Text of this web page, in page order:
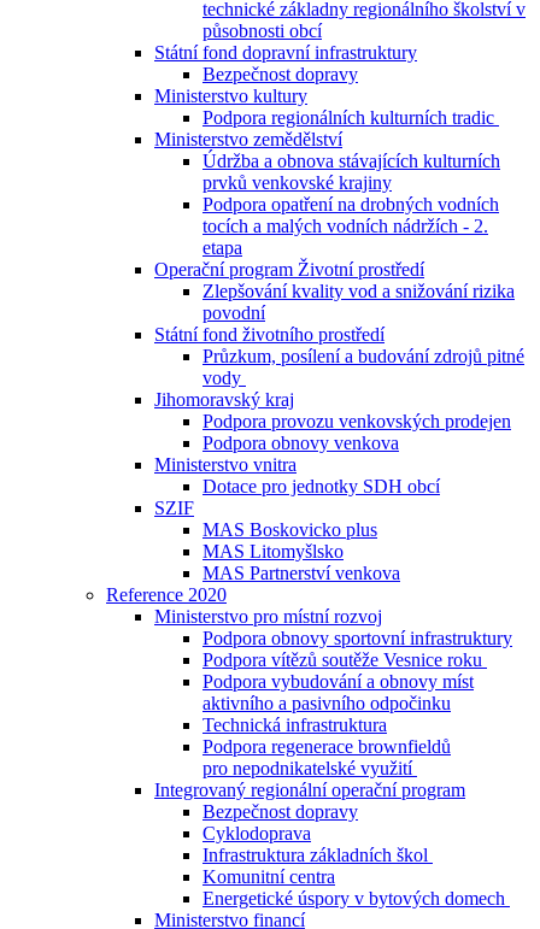
technické základny regionálního školství v
působnosti obcí
Státní fond dopravní infrastruktury
Bezpečnost dopravy
Ministerstvo kultury
Podpora regionálních kulturních tradic
Ministerstvo zemědělství
Údržba a obnova stávajících kulturních
prvků venkovské krajiny
Podpora opatření na drobných vodních
tocích a malých vodních nádržích - 2.
etapa
Operační program Životní prostředí
Zlepšování kvality vod a snižování rizika
povodní
Státní fond životního prostředí
Průzkum, posílení a budování zdrojů pitné
vody
Jihomoravský kraj
Podpora provozu venkovských prodejen
Podpora obnovy venkova
Ministerstvo vnitra
Dotace pro jednotky SDH obcí
SZIF
MAS Boskovicko plus
MAS Litomyšlsko
MAS Partnerství venkova
Reference 2020
Ministerstvo pro místní rozvoj
Podpora obnovy sportovní infrastruktury
Podpora vítězů soutěže Vesnice roku
Podpora vybudování a obnovy míst
aktivního a pasivního odpočinku
Technická infrastruktura
Podpora regenerace brownfieldů
pro nepodnikatelské využití
Integrovaný regionální operační program
Bezpečnost dopravy
Cyklodoprava
Infrastruktura základních škol
Komunitní centra
Energetické úspory v bytových domech
Ministerstvo financí